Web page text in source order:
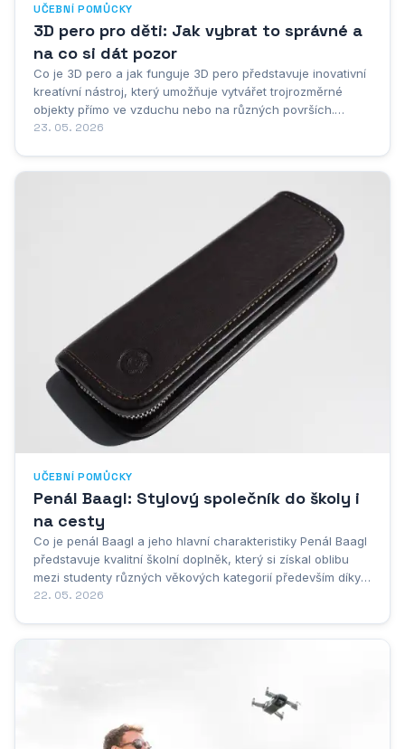
UČEBNÍ POMŮCKY
3D pero pro děti: Jak vybrat to správné a
na co si dát pozor
Co je 3D pero a jak funguje 3D pero představuje inovativní
kreatívní nástroj, který umožňuje vytvářet trojrozměrné
objekty přímo ve vzduchu nebo na různých površích.
Jedná se o zařízení podobné klasické tužce nebo peru,
23. 05. 2026
UČEBNÍ POMŮCKY
Penál Baagl: Stylový společník do školy i
na cesty
Co je penál Baagl a jeho hlavní charakteristiky Penál Baagl
představuje kvalitní školní doplněk, který si získal oblibu
mezi studenty různých věkových kategorií především díky
své praktičnosti a modernímu designu. Značka Baagl se
22. 05. 2026